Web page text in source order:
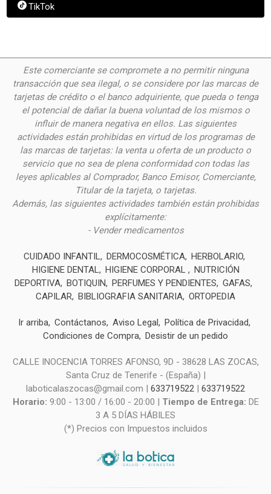
TikTok
Este comerciante se compromete a no permitir ninguna
transacción que sea ilegal, o se considere por las marcas de
tarjetas de crédito o el banco adquiriente, que pueda o tenga
el potencial de dañar la buena voluntad de los mismos o
influir de manera negativa en ellos. Las siguientes
actividades están prohibidas en virtud de los programas de
las marcas de tarjetas: la venta u oferta de un producto o
servicio que no sea de plena conformidad con todas las
leyes aplicables al Comprador, Banco Emisor, Comerciante,
Titular de la tarjeta, o tarjetas.
Además, las siguientes actividades también están prohibidas
explícitamente:
- Vender medicamentos
CUIDADO INFANTIL DERMOCOSMÉTICA HERBOLARIO
HIGIENE DENTAL HIGIENE CORPORAL
NUTRICIÓN
DEPORTIVA BOTIQUIN PERFUMES Y PENDIENTES
GAFAS
CAPILAR BIBLIOGRAFIA SANITARIA ORTOPEDIA
Ir arriba Contáctanos Aviso Legal
Política de Privacidad
Condiciones de Compra Desistir de un pedido
CALLE INOCENCIA TORRES AFONSO, 9D - 38628 LAS ZOCAS,
Santa Cruz de Tenerife - (España) |
laboticalaszocas@gmail.com | 633719522 | 633719522
Horario: 9:00 - 13:00 / 16:00 - 20:00 | Tiempo de Entrega: DE
3 A 5 DÍAS HÁBILES
(*) Precios con Impuestos incluidos